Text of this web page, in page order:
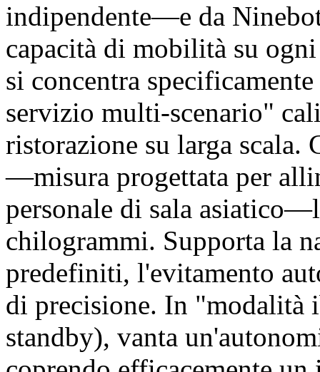
indipendente—e da
capacità di mobilità su
si concentra
servizio multi-scenario"
ristorazione su larga scala.
—misura progettata per
personale di sala
chilogrammi. Supporta la
predefiniti, l'evitamento
di precisione. In "modalità
standby), vanta